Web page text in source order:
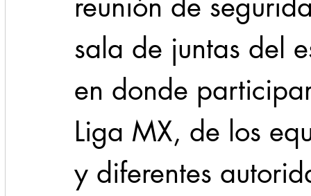
sala de juntas del
en donde
Liga MX, de los
y diferentes